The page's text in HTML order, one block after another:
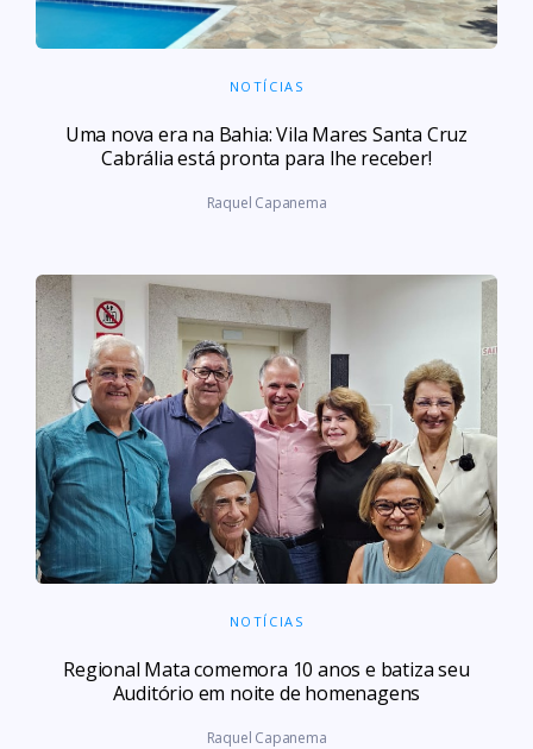
NOTÍCIAS
Uma nova era na Bahia: Vila Mares Santa Cruz
Cabrália está pronta para lhe receber!
Raquel Capanema
NOTÍCIAS
Regional Mata comemora 10 anos e batiza seu
Auditório em noite de homenagens
Raquel Capanema